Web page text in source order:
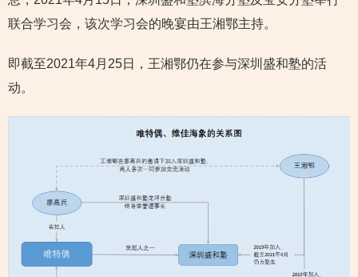
联合学习会，该次学习会的晚宴由王湘鄂主持。
即截至2021年4月25日，王湘鄂仍在参与深圳盛和塾的活
动。